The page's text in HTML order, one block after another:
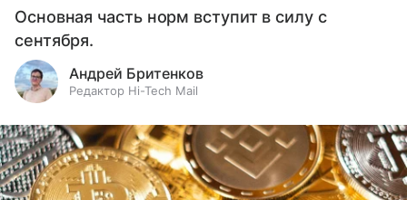
Основная часть норм вступит в силу с
сентября.
Андрей Бритенков
Редактор Hi-Tech Mail